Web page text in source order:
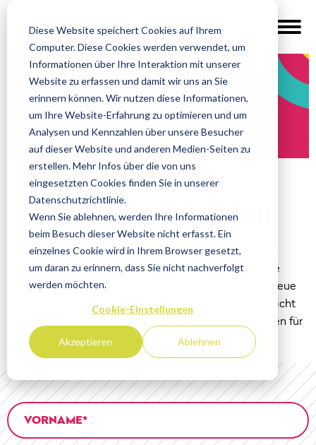
Diese Website speichert Cookies auf Ihrem
Computer. Diese Cookies werden verwendet, um
Informationen über Ihre Interaktion mit unserer
Website zu erfassen und damit wir uns an Sie
erinnern können. Wir nutzen diese Informationen,
um Ihre Website-Erfahrung zu optimieren und um
Analysen und Kennzahlen über unsere Besucher
auf dieser Website und anderen Medien-Seiten zu
erstellen. Mehr Infos über die von uns
eingesetzten Cookies finden Sie in unserer
Datenschutzrichtlinie.
Wenn Sie ablehnen, werden Ihre Informationen
beim Besuch dieser Website nicht erfasst. Ein
einzelnes Cookie wird in Ihrem Browser gesetzt,
um daran zu erinnern, dass Sie nicht nachverfolgt
werden möchten.
Cookie-Einstellungen
Akzeptieren Ablehnen
MELDENSIE SICH!
Wir freuen uns darauf von Ihnen zu hören. Ob Sie uns
einfach mal Feedback schreiben wollen oder wenn Sie
etwas interessiert. Und natürlich freuen wir uns über neue
Kontakte. Melden Sie sich einfach! Auch wenn noch nicht
klar ist, ob wir zueinander passen – wir sind immer offen für
ein Gespräch und helfen gerne weiter!